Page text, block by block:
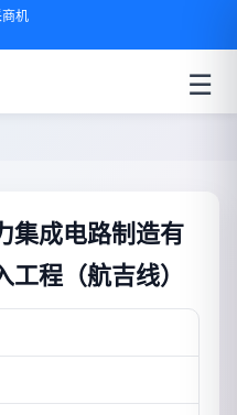
机
☰
集成电路制造有
程（航吉线）